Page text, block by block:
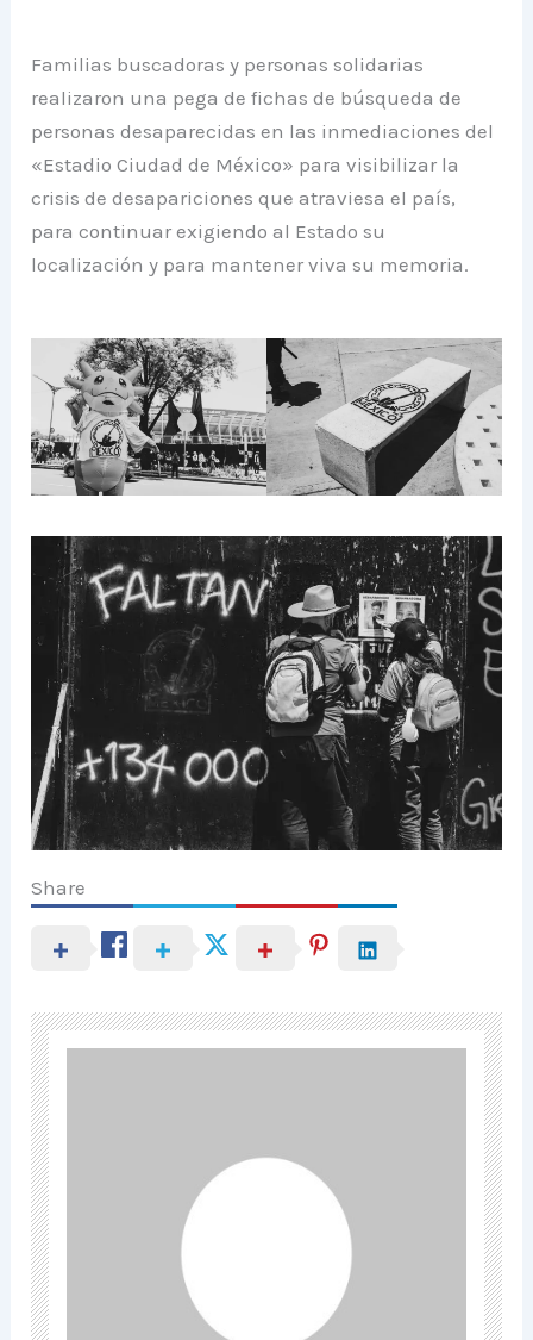
Familias buscadoras y personas solidarias
realizaron una pega de fichas de búsqueda de
personas desaparecidas en las inmediaciones del
«Estadio Ciudad de México» para visibilizar la
crisis de desapariciones que atraviesa el país,
para continuar exigiendo al Estado su
localización y para mantener viva su memoria.
Share